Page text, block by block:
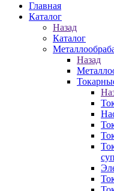
Главная
Каталог
Назад
Каталог
Назад